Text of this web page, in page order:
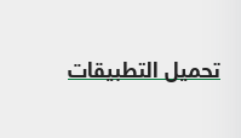
تحميل التطبيقات